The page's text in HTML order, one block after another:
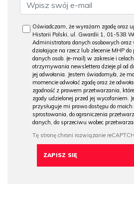
Oświadczam, że wyrażam zgodę oraz
Historii Polski, ul. Gwardii 1, 01-538
Administratora danych osobowych oraz
działające na rzecz lub zlecenie MHP
danych osob. (e-mail) w zakresie i
otrzymywania newslettera dzieje.pl od
jej odwołania. Jestem świadomy/a, że
momencie odwołać zgodę oraz że
zgodność z prawem przetwarzania,
zgody udzielonej przed jej wycofaniem.
przysługuje mi prawo dostępu do moich
sprostowania, do ograniczenia
danych, do sprzeciwu wobec